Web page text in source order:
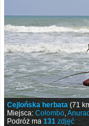
Cejlońska herbata(71
Miejsca: Colombo,
Podróż ma 131 zdjęć